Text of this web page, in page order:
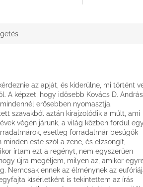
az apját, és kiderülne, mi történt
A képzet, hogy idősebb Kovács D. András
erősebben nyomasztja.
szavakból aztán kirajzolódik a múlt, ami
végén járunk, a világ közben fordul
esetleg forradalmár besúgók
este szól a zene, és elzsongít,
írtam ezt a regényt, nem egyszerűen
újra megéljem, milyen az, amikor
Nemcsak ennek az élménynek az
kísérletként is tekintettem az írás